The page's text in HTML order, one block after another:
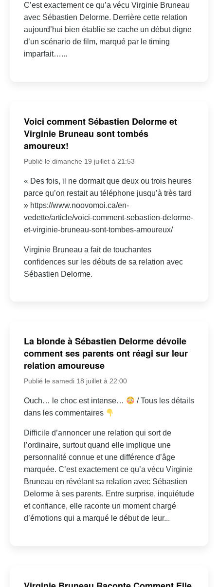
C’est exactement ce qu’a vécu Virginie Bruneau
avec Sébastien Delorme. Derrière cette relation
aujourd’hui bien établie se cache un début digne
d’un scénario de film, marqué par le timing
imparfait…...
Voici comment Sébastien Delorme et
Virginie Bruneau sont tombés
amoureux!
Publié le dimanche 19 juillet à 21:53
« Des fois, il ne dormait que deux ou trois heures
parce qu’on restait au téléphone jusqu’à très tard
» https://www.noovomoi.ca/en-
vedette/article/voici-comment-sebastien-delorme-
et-virginie-bruneau-sont-tombes-amoureux/
Virginie Bruneau a fait de touchantes
confidences sur les débuts de sa relation avec
Sébastien Delorme.
La blonde à Sébastien Delorme dévoile
comment ses parents ont réagi sur leur
relation amoureuse
Publié le samedi 18 juillet à 22:00
Ouch… le choc est intense…
/ Tous les détails
dans les commentaires
Difficile d’annoncer une relation qui sort de
l’ordinaire, surtout quand elle implique une
personnalité connue et une différence d’âge
marquée. C’est exactement ce qu’a vécu Virginie
Bruneau en révélant sa relation avec Sébastien
Delorme à ses parents. Entre surprise, inquiétude
et confiance, elle raconte un moment chargé
d’émotions qui a marqué le début de leur...